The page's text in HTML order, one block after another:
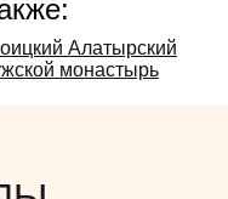
Алатырский
монастырь